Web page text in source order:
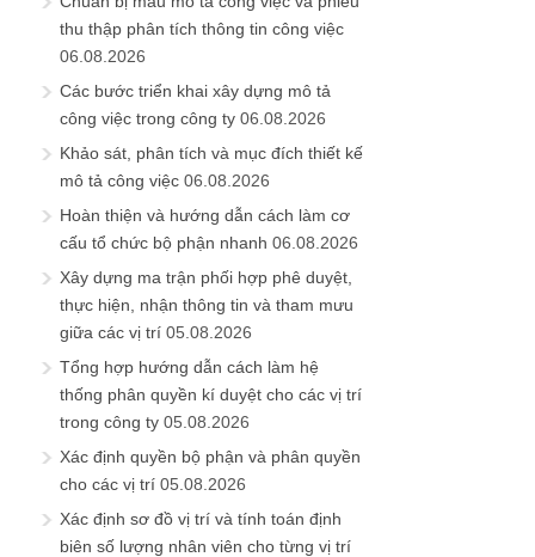
thu thập phân tích thông tin công việc
06.08.2026
Các bước triển khai xây dựng mô tả
công việc trong công ty 06.08.2026
Khảo sát, phân tích và mục đích thiết kế
mô tả công việc 06.08.2026
Hoàn thiện và hướng dẫn cách làm cơ
cấu tổ chức bộ phận nhanh 06.08.2026
Xây dựng ma trận phối hợp phê duyệt,
thực hiện, nhận thông tin và tham mưu
giữa các vị trí 05.08.2026
Tổng hợp hướng dẫn cách làm hệ
thống phân quyền kí duyệt cho các vị trí
trong công ty 05.08.2026
Xác định quyền bộ phận và phân quyền
cho các vị trí 05.08.2026
Xác định sơ đồ vị trí và tính toán định
biên số lượng nhân viên cho từng vị trí